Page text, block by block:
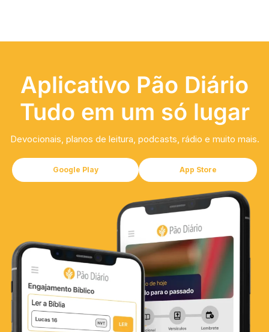
Aplicativo Pão Diário
Tudo em um só lugar
Devocionais, planos de leitura, podcasts, rádio e muito mais.
Google Play App Store